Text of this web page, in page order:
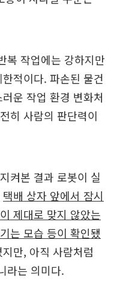
복 작업에는 강하지만
적이다. 파손된 물건
운 작업 환경 변화처
히 사람의 판단력이
켜본 결과 로봇이 실
택배 상자 앞에서 잠시
제대로 맞지 않았는
는 모습 등이 확인됐
만, 아직 사람처럼
라는 의미다.